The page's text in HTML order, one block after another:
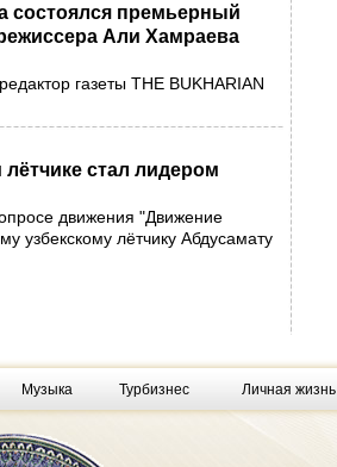
состоялся премьерный
Али Хамраева
газеты THE BUKHARIAN
стал лидером
движения "Движение
узбекскому лётчику Абдусамату
Музыка Турбизнес Личная жизнь